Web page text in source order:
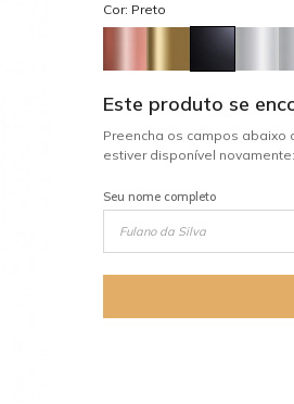
Cor: Preto
Este produto se
Preencha os campos
estiver disponível
Seu nome completo